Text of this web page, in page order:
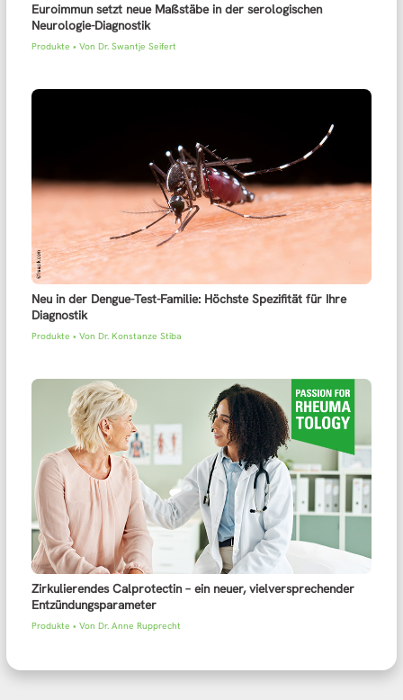
Euroimmun setzt neue Maßstäbe in der serologischen
Neurologie-Diagnostik
Produkte • Von Dr. Swantje Seifert
Neu in der Dengue-Test-Familie: Höchste Spezifität für Ihre
Diagnostik
Produkte • Von Dr. Konstanze Stiba
Zirkulierendes Calprotectin – ein neuer, vielversprechender
Entzündungsparameter
Produkte • Von Dr. Anne Rupprecht